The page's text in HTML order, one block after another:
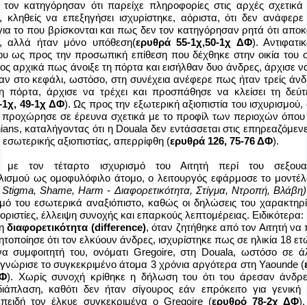
κατηγόρησαν ότι παρείχε πληροφορίες στις αρχές
κληθείς να επεξηγήσει ισχυρίστηκε, αόριστα, ότι δεν
το που βρίσκονται και πως δεν τον κατηγόρησαν ρητά ότι
αλλά ήταν μόνο υπόθεση(ερυθρά 55-1χ,50-1χ ΔΦ).
ως προς την προσωπική επίθεση που δέχθηκε στην οικία του
αρχικά πως άνοιξε τη πόρτα και εισήλθαν δυο άνδρες, άρχισε
στο κεφάλι, ωστόσο, στη συνέχεια ανέφερε πως ήταν τρείς
πόρτα, άρχισε να τρέχει και προσπάθησε να κλείσει τη
1χ, 49-1χ ΔΦ). Ως προς την εξωτερική αξιοπιστία του
προχώρησε σε έρευνα σχετικά με το προφίλ των περιοχών όπου
, καταλήγοντας ότι η Douala δεν εντάσσεται στις
εσωτερικής αξιοπιστίας, απερρίφθη (ερυθρά 126, 75-76 ΔΦ).
με τον τέταρτο ισχυρισμό του Αιτητή περί του
ως ομοφυλόφιλο άτομο, ο λειτουργός εφάρμοσε το
Shame, Harm - Διαφορετικότητα, Στίγμα, Ντροπή,
του εσωτερικά αναξιόπιστο, καθώς οι δηλώσεις του
έλλειψη συνοχής και επαρκούς λεπτομέρειας. Ειδικότερα:
διαφορετικότητα (difference), όταν ζητήθηκε από τον Αιτητή να
ότι τον ελκύουν άνδρες, ισχυρίστηκε πως σε ηλικία 18
συμφοιτητή του, ονόματι Gregoire, στη Douala, ωστόσο σε
το συγκεκριμένο άτομα 3 χρόνια αργότερα στη Yaounde(
). Χωρίς συνοχή κρίθηκε η δήλωση του ότι του άρεσαν
καθότι δεν ήταν σίγουρος εάν επρόκειτο για
τον έλκυε συγκεκριμένα ο Gregoire (ερυθρό 78-2χ ΔΦ).